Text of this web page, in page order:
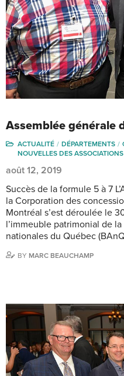
Assemblée générale
ACTUALITÉ DÉPARTEMENTS
NOUVELLES DES ASSOCIATIONS
août 12, 2019
Succès de la formule 5 à 7
la Corporation des
Montréal s’est déroulée le
l’immeuble patrimonial de
nationales du Québec
BY MARC BEAUCHAMP